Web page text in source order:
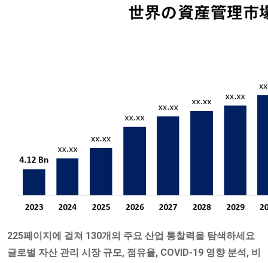
225페이지에 걸쳐 130개의 주요 산업 통찰력을 탐색하세요
글로벌 자산 관리 시장 규모, 점유율, COVID-19 영향 분석, 비